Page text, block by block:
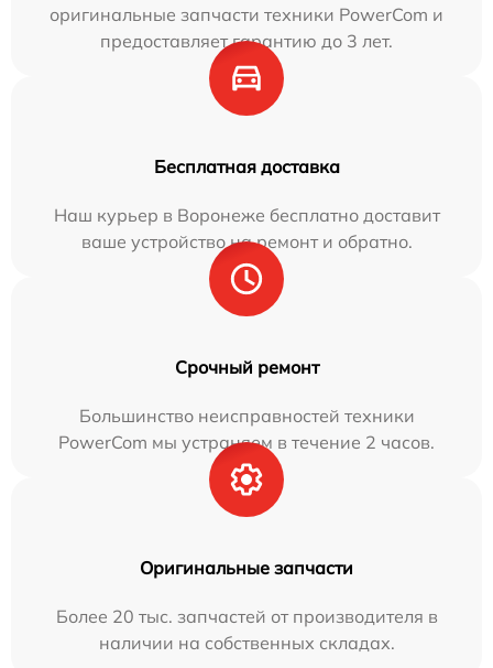
оригинальные запчасти техники PowerCom и
предоставляет гарантию до 3 лет.
Бесплатная доставка
Наш курьер в Воронеже бесплатно доставит
ваше устройство на ремонт и обратно.
Срочный ремонт
Большинство неисправностей техники
PowerCom мы устраняем в течение 2 часов.
Оригинальные запчасти
Более 20 тыс. запчастей от производителя в
наличии на собственных складах.